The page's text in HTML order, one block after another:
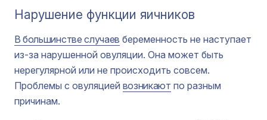
Нарушение функции яичников
В большинстве случаев беременность не наступает
из-за нарушенной овуляции. Она может быть
нерегулярной или не происходить совсем.
Проблемы с овуляцией возникают по разным
причинам.